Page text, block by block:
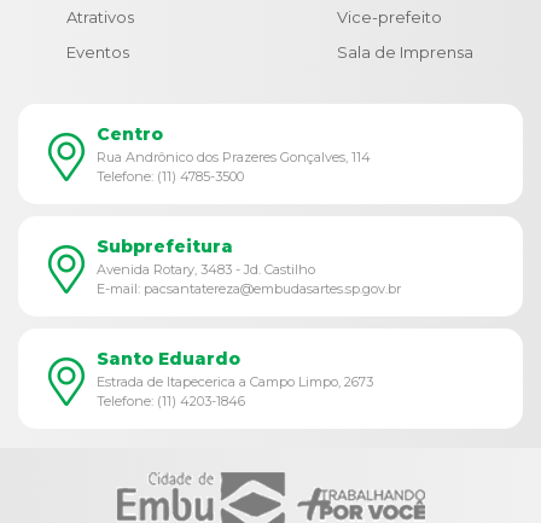
Atrativos
Eventos
Vice-prefeito
Sala de Imprensa
Centro
Rua Andrônico dos Prazeres Gonçalves, 114
Telefone: (11) 4785-3500
Subprefeitura
Avenida Rotary, 3483 - Jd. Castilho
E-mail: pacsantatereza@embudasartes.sp.gov.br
Santo Eduardo
Estrada de Itapecerica a Campo Limpo, 2673
Telefone: (11) 4203-1846